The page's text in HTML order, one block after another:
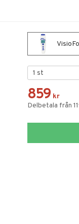
859 kr
Delbetala från